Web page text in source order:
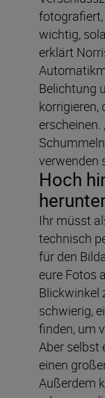
wichtig,
erklärt
Belichtung
korrigieren,
verwenden
Hoch
Ihr müsst
technisch
für den
eure Fotos
Blickwinkel
schwierig,
finden, um
Aber selbst
einen
Außerdem